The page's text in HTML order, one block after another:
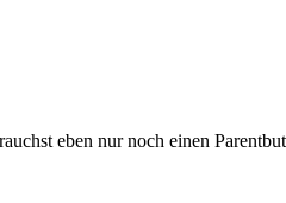
eben nur noch einen